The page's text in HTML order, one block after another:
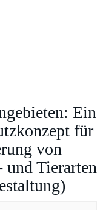
Ein
für
von
Tierarten